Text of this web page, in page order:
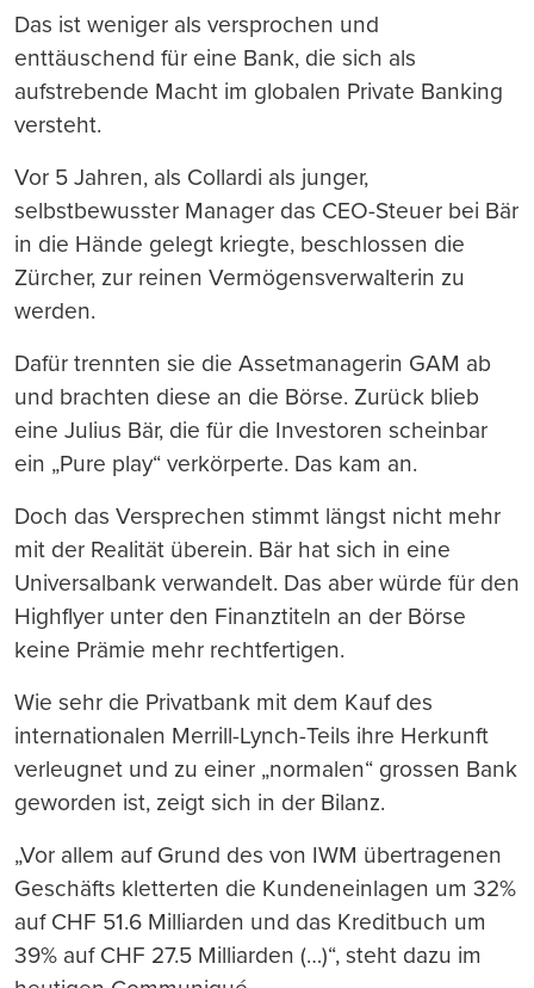
Das ist weniger als versprochen und
enttäuschend für eine Bank, die sich als
aufstrebende Macht im globalen Private Banking
versteht.
Vor 5 Jahren, als Collardi als junger,
selbstbewusster Manager das CEO-Steuer bei Bär
in die Hände gelegt kriegte, beschlossen die
Zürcher, zur reinen Vermögensverwalterin zu
werden.
Dafür trennten sie die Assetmanagerin GAM ab
und brachten diese an die Börse. Zurück blieb
eine Julius Bär, die für die Investoren scheinbar
ein „Pure play“ verkörperte. Das kam an.
Doch das Versprechen stimmt längst nicht mehr
mit der Realität überein. Bär hat sich in eine
Universalbank verwandelt. Das aber würde für den
Highflyer unter den Finanztiteln an der Börse
keine Prämie mehr rechtfertigen.
Wie sehr die Privatbank mit dem Kauf des
internationalen Merrill-Lynch-Teils ihre Herkunft
verleugnet und zu einer „normalen“ grossen Bank
geworden ist, zeigt sich in der Bilanz.
„Vor allem auf Grund des von IWM übertragenen
Geschäfts kletterten die Kundeneinlagen um 32%
auf CHF 51.6 Milliarden und das Kreditbuch um
39% auf CHF 27.5 Milliarden (…)“, steht dazu im